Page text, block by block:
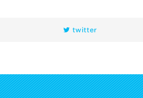
twitter